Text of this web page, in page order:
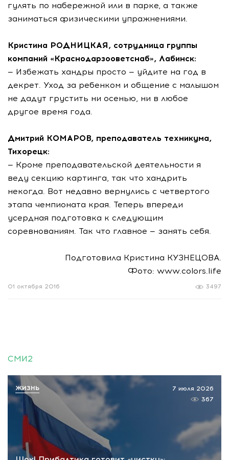
гулять по набережной или в парке, а также
заниматься физическими упражнениями.
Кристина РОДНИЦКАЯ, сотрудница группы
компаний «Краснодарзооветснаб», Лабинск:
— Избежать хандры просто — уйдите на год в
декрет. Уход за ребенком и общение с малышом
не дадут грустить ни осенью, ни в любое
другое время года.
Дмитрий КОМАРОВ, преподаватель техникума,
Тихорецк:
— Кроме преподавательской деятельности я
веду секцию картинга, так что хандрить
некогда. Вот недавно вернулись с четвертого
этапа чемпионата края. Теперь впереди
усердная подготовка к следующим
соревнованиям. Так что главное — занять себя.
Подготовила Кристина КУЗНЕЦОВА.
Фото: www.colors.life
3497
01 октября 2016
СМИ2
7 июля 2026
367
ЖИЗНЬ